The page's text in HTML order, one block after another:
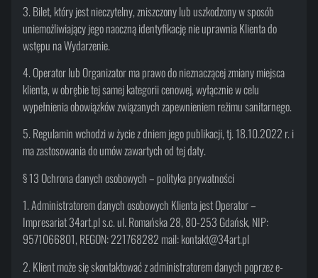
3. Bilet, który jest nieczytelny, zniszczony lub uszkodzony w sposób
uniemożliwiający jego naoczną identyfikację nie uprawnia Klienta do
wstępu na Wydarzenie.
4. Operator lub Organizator ma prawo do nieznaczącej zmiany miejsca
klienta, w obrębie tej samej kategorii cenowej, wyłącznie w celu
wypełnienia obowiązków związanych zapewnieniem reżimu sanitarnego.
5. Regulamin wchodzi w życie z dniem jego publikacji, tj. 18.10.2022 r. i
ma zastosowania do umów zawartych od tej daty.
§ 13 Ochrona danych osobowych – polityka prywatności
1. Administratorem danych osobowych Klienta jest Operator –
Impresariat 34art.pl s.c. ul. Romańska 28, 80-253 Gdańsk, NIP:
9571066801, REGON: 221768282 mail: kontakt@34art.pl
2. Klient może się skontaktować z administratorem danych poprzez e-